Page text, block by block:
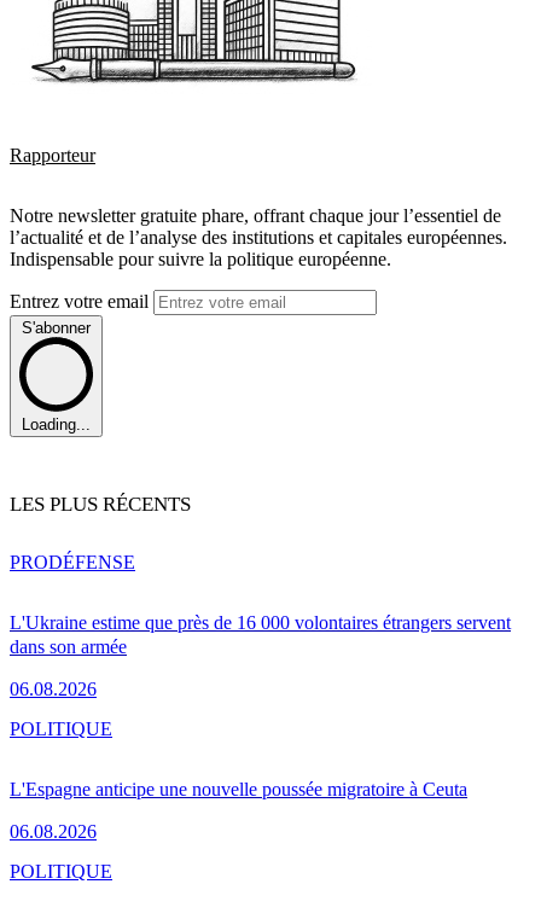
Rapporteur
Notre newsletter gratuite phare, offrant chaque jour l’essentiel de
l’actualité et de l’analyse des institutions et capitales européennes.
Indispensable pour suivre la politique européenne.
Entrez votre email
S'abonner
Loading...
LES PLUS RÉCENTS
L'Ukraine estime que près de 16 000 volontaires étrangers servent
dans son armée
06.08.2026
PRODÉFENSE
L'Espagne anticipe une nouvelle poussée migratoire à Ceuta
06.08.2026
POLITIQUE
POLITIQUE